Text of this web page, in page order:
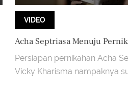
VIDEO
Acha Septriasa Menuju
Persiapan pernikahan Acha
Vicky Kharisma nampaknya